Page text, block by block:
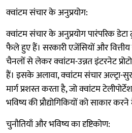
क्वांटम संचार के अनुप्रयोग:
क्वांटम संचार के अनुप्रयोग पारंपरिक
फैले हुए हैं। सरकारी एजेंसियों और
चैनलों से लेकर क्वांटम-उन्नत इंटरनेट
हैं। इसके अलावा, क्वांटम संचार अल्ट्रा-
मार्ग प्रशस्त करता है, जो क्वांटम
भविष्य की प्रौद्योगिकियों को साकार
चुनौतियाँ और भविष्य का दृष्टिकोण: